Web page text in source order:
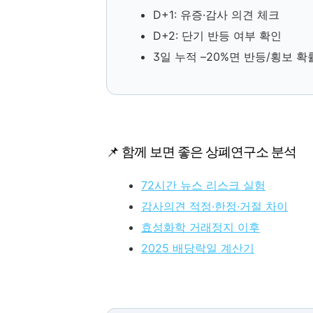
D+1: 유증·감사 의견 체크
D+2: 단기 반등 여부 확인
3일 누적 –20%면 반등/횡보 확
📌 함께 보면 좋은 상폐연구소 분석
72시간 뉴스 리스크 실험
감사의견 적정·한정·거절 차이
효성화학 거래정지 이후
2025 배당락일 계산기